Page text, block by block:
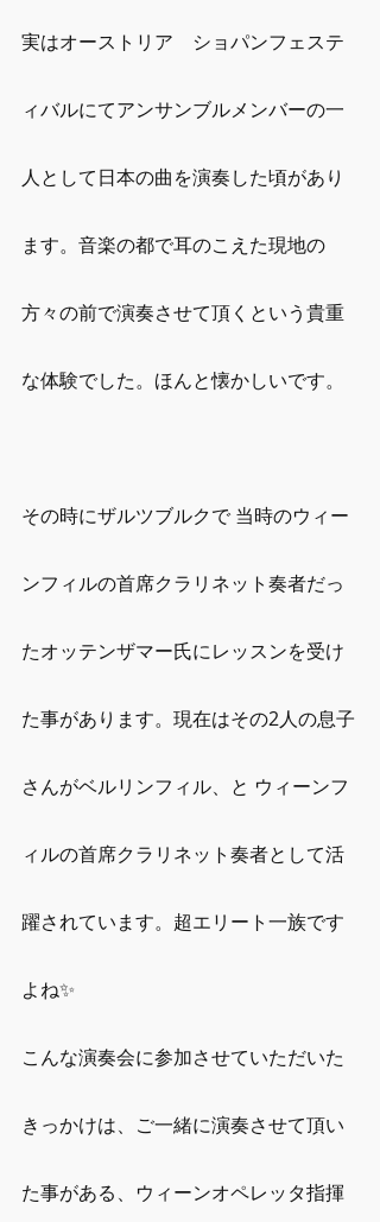
実はオーストリア　ショパンフェステ
ィバルにてアンサンブルメンバーの一
人として日本の曲を演奏した頃があり
ます。音楽の都で耳のこえた現地の
方々の前で演奏させて頂くという貴重
な体験でした。ほんと懐かしいです。
その時にザルツブルクで 当時のウィー
ンフィルの首席クラリネット奏者だっ
たオッテンザマー氏にレッスンを受け
た事があります。現在はその2人の息子
さんがベルリンフィル、と ウィーンフ
ィルの首席クラリネット奏者として活
躍されています。超エリート一族です
よね✨
こんな演奏会に参加させていただいた
きっかけは、ご一緒に演奏させて頂い
た事がある、ウィーンオペレッタ指揮